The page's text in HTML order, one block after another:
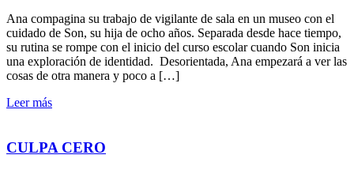
Ana compagina su trabajo de vigilante de sala en un museo con el
cuidado de Son, su hija de ocho años. Separada desde hace tiempo,
su rutina se rompe con el inicio del curso escolar cuando Son inicia
una exploración de identidad. Desorientada, Ana empezará a ver las
cosas de otra manera y poco a […]
Leer más
CULPA CERO